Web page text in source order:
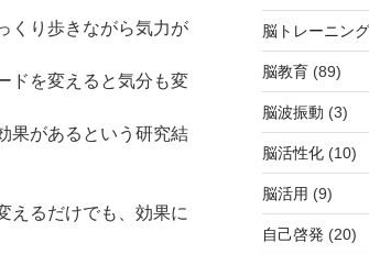
くり歩きながら気力が
ドを変えると気分も変
果があるという研究結
えるだけでも、効果に
脳トレーニング
脳教育(89)
脳波振動 (3)
脳活性化(10)
脳活用 (9)
自己啓発 (20)